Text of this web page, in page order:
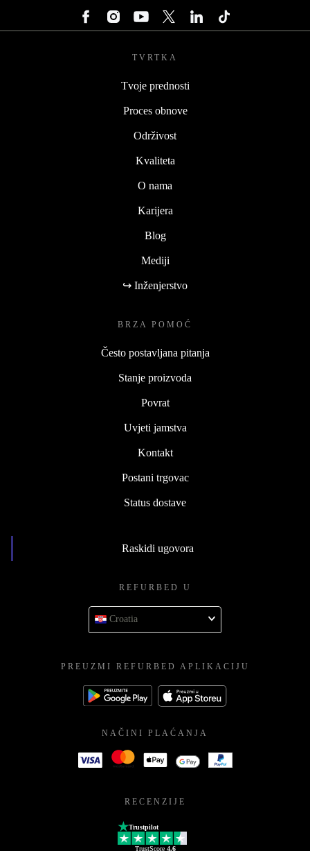
TVRTKA
Tvoje prednosti
Proces obnove
Održivost
Kvaliteta
O nama
Karijera
Blog
Mediji
↪ Inženjerstvo
BRZA POMOĆ
Često postavljana pitanja
Stanje proizvoda
Povrat
Uvjeti jamstva
Kontakt
Postani trgovac
Status dostave
Raskidi ugovora
REFURBED U
Croatia
PREUZMI REFURBED APLIKACIJU
NAČINI PLAĆANJA
RECENZIJE
Trustpilot
TrustScore 4.6